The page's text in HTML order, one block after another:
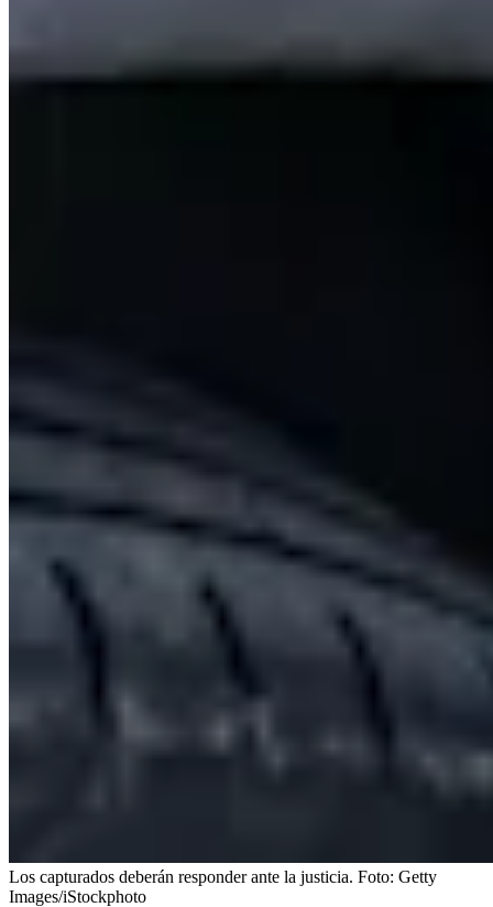
Los capturados deberán responder ante la justicia. Foto: Getty
Images/iStockphoto